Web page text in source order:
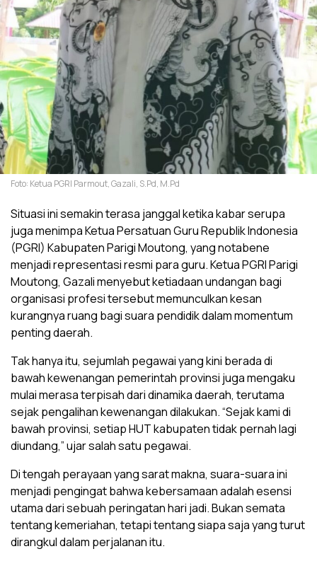
Foto: Ketua PGRI Parmout, Gazali, S.Pd, M.Pd
Situasi ini semakin terasa janggal ketika kabar serupa
juga menimpa Ketua Persatuan Guru Republik Indonesia
(PGRI) Kabupaten Parigi Moutong, yang notabene
menjadi representasi resmi para guru. Ketua PGRI Parigi
Moutong, Gazali menyebut ketiadaan undangan bagi
organisasi profesi tersebut memunculkan kesan
kurangnya ruang bagi suara pendidik dalam momentum
penting daerah.
Tak hanya itu, sejumlah pegawai yang kini berada di
bawah kewenangan pemerintah provinsi juga mengaku
mulai merasa terpisah dari dinamika daerah, terutama
sejak pengalihan kewenangan dilakukan. “Sejak kami di
bawah provinsi, setiap HUT kabupaten tidak pernah lagi
diundang,” ujar salah satu pegawai.
Di tengah perayaan yang sarat makna, suara-suara ini
menjadi pengingat bahwa kebersamaan adalah esensi
utama dari sebuah peringatan hari jadi. Bukan semata
tentang kemeriahan, tetapi tentang siapa saja yang turut
dirangkul dalam perjalanan itu.